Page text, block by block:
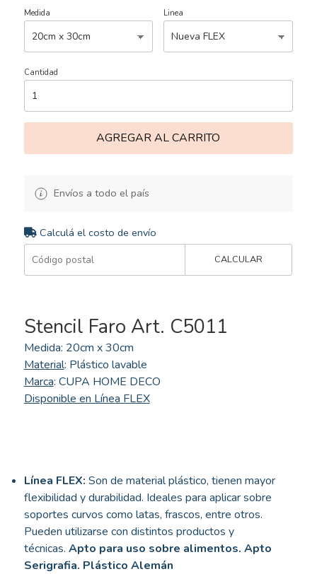
Medida Linea
Cantidad
AGREGAR AL CARRITO
Envíos a todo el país
Calculá el costo de envío
CALCULAR
Stencil Faro Art. C5011
Medida: 20cm x 30cm
Material: Plástico lavable
Marca: CUPA HOME DECO
Disponible en Línea FLEX
Línea FLEX: Son de material plástico, tienen mayor
flexibilidad y durabilidad. Ideales para aplicar sobre
soportes curvos como latas, frascos, entre otros.
Pueden utilizarse con distintos productos y
técnicas. Apto para uso sobre alimentos. Apto
Serigrafia. Plástico Alemán